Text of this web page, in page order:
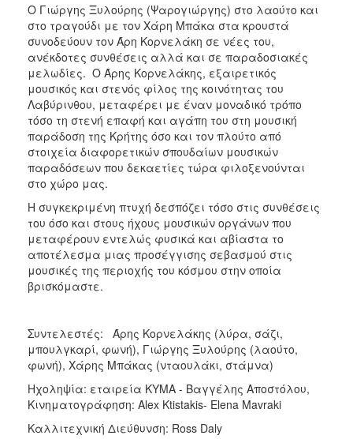
Ο Γιώργης Ξυλούρης (Ψαρογιώργης) στο λαούτο και
στο τραγούδι με τον Χάρη Μπάκα στα κρουστά
συνοδεύουν τον Άρη Κορνελάκη σε νέες του,
ανέκδοτες συνθέσεις αλλά και σε παραδοσιακές
μελωδίες. Ο Άρης Κορνελάκης, εξαιρετικός
μουσικός και στενός φίλος της κοινότητας του
Λαβύρινθου, μεταφέρει με έναν μοναδικό τρόπο
τόσο τη στενή επαφή και αγάπη του στη μουσική
παράδοση της Κρήτης όσο και τον πλούτο από
στοιχεία διαφορετικών σπουδαίων μουσικών
παραδόσεων που δεκαετίες τώρα φιλοξενούνται
στο χώρο μας.
Η συγκεκριμένη πτυχή δεσπόζει τόσο στις συνθέσεις
του όσο και στους ήχους μουσικών οργάνων που
μεταφέρουν εντελώς φυσικά και αβίαστα το
αποτέλεσμα μιας προσέγγισης σεβασμού στις
μουσικές της περιοχής του κόσμου στην οποία
βρισκόμαστε.
Συντελεστές: Άρης Κορνελάκης (λύρα, σάζι,
μπουλγκαρί, φωνή), Γιώργης Ξυλούρης (λαούτο,
φωνή), Χάρης Μπάκας (νταουλάκι, στάμνα)
Ηχοληψία: εταιρεία ΚΥΜΑ - Βαγγέλης Αποστόλου,
Κινηματογράφηση: Alex Ktistakis- Elena Mavraki
Καλλιτεχνική Διεύθυνση: Ross Daly